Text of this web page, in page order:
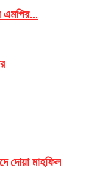
এমপির...
দোয়া মাহফিল